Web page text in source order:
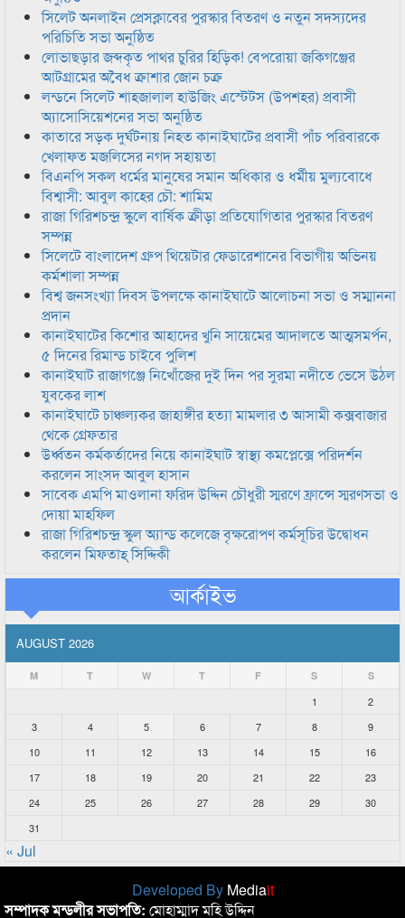
সিলেট অনলাইন প্রেসক্লাবের পুরস্কার বিতরণ ও নতুন সদস্যদের
পরিচিতি সভা অনুষ্ঠিত
লোভাছড়ার জব্দকৃত পাথর চুরির হিড়িক! বেপরোয়া জকিগঞ্জের
আটগ্রামের অবৈধ ক্রাশার জোন চক্র
লন্ডনে সিলেট শাহজালাল হাউজিং এস্টেটস (উপশহর) প্রবাসী
অ্যাসোসিয়েশনের সভা অনুষ্ঠিত
কাতারে সড়ক দুর্ঘটনায় নিহত কানাইঘাটের প্রবাসী পাঁচ পরিবারকে
খেলাফত মজলিসের নগদ সহায়তা
বিএনপি সকল ধর্মের মানুষের সমান অধিকার ও ধর্মীয় মুল্যবোধে
বিশ্বাসী: আবুল কাহের চৌ: শামিম
রাজা গিরিশচন্দ্র স্কুলে বার্ষিক ক্রীড়া প্রতিযোগিতার পুরস্কার বিতরণ
সম্পন্ন
সিলেটে বাংলাদেশ গ্রুপ থিয়েটার ফেডারেশানের বিভাগীয় অভিনয়
কর্মশালা সম্পন্ন
বিশ্ব জনসংখ্যা দিবস উপলক্ষে কানাইঘাটে আলোচনা সভা ও সম্মাননা
প্রদান
কানাইঘাটের কিশোর আহাদের খুনি সায়েমের আদালতে আত্মসমর্পন,
৫ দিনের রিমান্ড চাইবে পুলিশ
কানাইঘাট রাজাগঞ্জে নিখোঁজের দুই দিন পর সুরমা নদীতে ভেসে উঠল
যুবকের লাশ
কানাইঘাটে চাঞ্চল্যকর জাহাঙ্গীর হত্যা মামলার ৩ আসামী কক্সবাজার
থেকে গ্রেফতার
উর্ধ্বতন কর্মকর্তাদের নিয়ে কানাইঘাট স্বাস্থ্য কমপ্লেক্সে পরিদর্শন
করলেন সাংসদ আবুল হাসান
সাবেক এমপি মাওলানা ফরিদ উদ্দিন চৌধুরী স্মরণে ফ্রান্সে স্মরণসভা ও
দোয়া মাহফিল
রাজা গিরিশচন্দ্র স্কুল অ্যান্ড কলেজে বৃক্ষরোপণ কর্মসূচির উদ্বোধন
করলেন মিফতাহ্ সিদ্দিকী
আর্কাইভ
AUGUST 2026
M T W T F S S
1
2
3
4 5 6 7 8
9
10
11 12 13 14 15
16
17
18 19 20 21 22
23
24
25 26 27 28 29
30
31
« Jul
Developed By Mediait
সম্পাদক মন্ডলীর সভাপতি: মোহাম্মাদ মহি উদ্দিন